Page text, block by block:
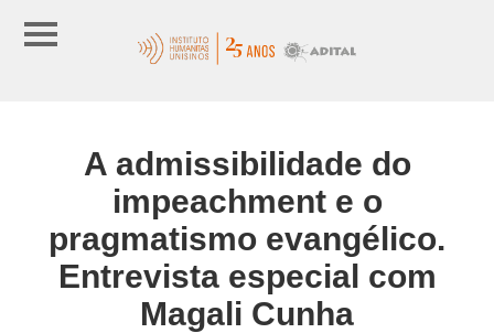
A admissibilidade do
impeachment e o
pragmatismo evangélico.
Entrevista especial com
Magali Cunha